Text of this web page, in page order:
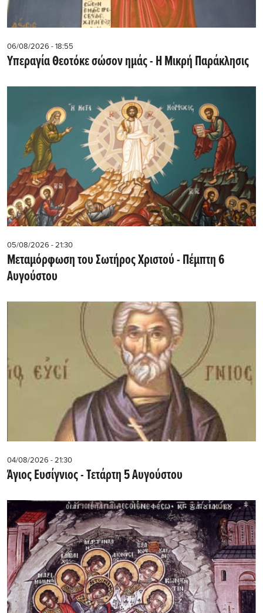
06/08/2026 - 18:55
Υπεραγία Θεοτόκε σώσον ημάς - Η Μικρή Παράκλησις
05/08/2026 - 21:30
Μεταμόρφωση του Σωτήρος Χριστού - Πέμπτη 6
Αυγούστου
04/08/2026 - 21:30
Άγιος Ευσίγνιος - Τετάρτη 5 Αυγούστου